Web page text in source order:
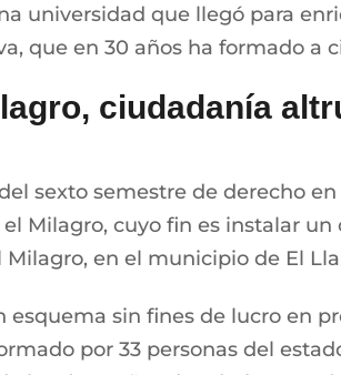
universidad que llegó para
que en 30 años ha formado a
ciudadanía
sexto semestre de derecho
Milagro, cuyo fin es instalar
en el municipio de El
esquema sin fines de lucro en
por 33 personas del